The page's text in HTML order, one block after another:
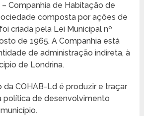
– Companhia de Habitação de
composta por ações de
criada pela Lei Municipal nº
de 1965. A Companhia está
de administração indireta, à
de Londrina.
da COHAB-Ld é produzir e traçar
política de desenvolvimento